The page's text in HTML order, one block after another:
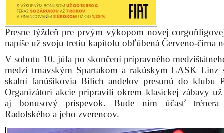
Presne týždeň pre prvým výkopom novej
napíše už svoju tretiu kapitolu obľúbená Červeno-čírna
V sobotu 10. júla po skončení prípravného
medzi trnavským Spartakom a rakúskym LASK Linz
skalní fanúšikovia Bílích andelov presunú do klubu
Organizátori akcie pripravili okrem klasickej zábavy už
aj bonusový príspevok. Bude ním účasť trénera
Radolského a jeho zverencov.